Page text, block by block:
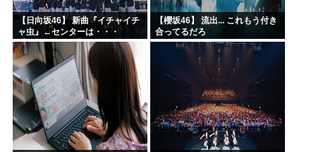
【日向坂46】 新曲『イチャイチ
ャ虫』←センターは・・・
【18thシングル】
【櫻坂46】 流出... これもう付き
合ってるだろ